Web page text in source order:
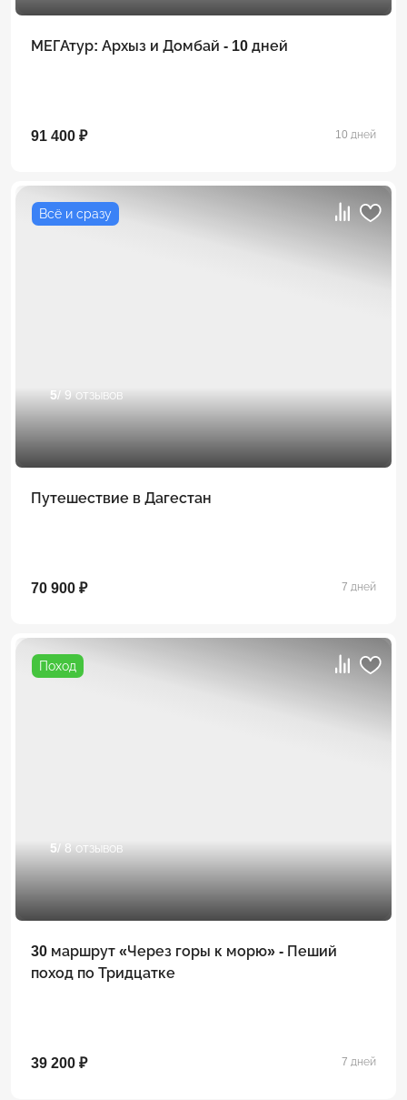
МЕГАтур: Архыз и Домбай - 10 дней
91 400 ₽ 10 дней
Всё и сразу
5/ 9 отзывов
Путешествие в Дагестан
70 900 ₽ 7 дней
Поход
5/ 8 отзывов
30 маршрут «Через горы к морю» - Пеший
поход по Тридцатке
39 200 ₽ 7 дней